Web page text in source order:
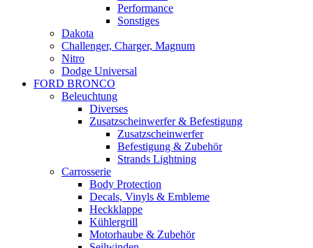
Performance
Sonstiges
Dakota
Challenger, Charger, Magnum
Nitro
Dodge Universal
FORD BRONCO
Beleuchtung
Diverses
Zusatzscheinwerfer & Befestigung
Zusatzscheinwerfer
Befestigung & Zubehör
Strands Lightning
Carrosserie
Body Protection
Decals, Vinyls & Embleme
Heckklappe
Kühlergrill
Motorhaube & Zubehör